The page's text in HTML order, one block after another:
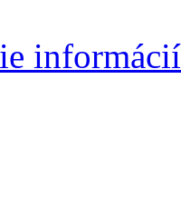
informácií